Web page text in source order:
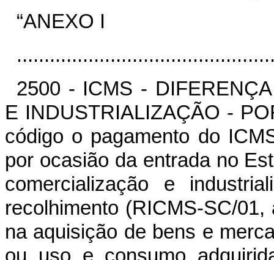
“ANEXO I
2500 - ICMS -
E INDUSTRIALIZAÇÃO -
código o pagamento do
por ocasião da entrada no
comercialização e
recolhimento (RICMS-SC/
na aquisição de bens e